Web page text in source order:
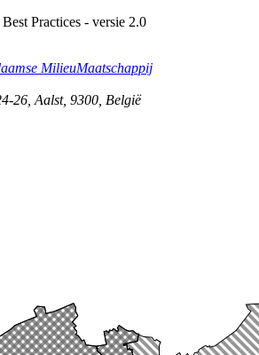
Practices - versie 2.0
MilieuMaatschappij
26 Aalst, 9300 België